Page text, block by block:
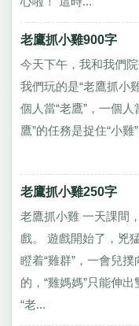
老鷹抓小雞900字
今天下午，我和我們
我們玩的是“老鷹抓小
個人當“老鷹”，一個人
鷹”的任務是捉住“小雞
老鷹抓小雞250字
老鷹抓小雞 一天課間
戲。 遊戲開始了，兇
瞪着“雞群”，一會兒
的，“雞媽媽”只能伸出
“老...